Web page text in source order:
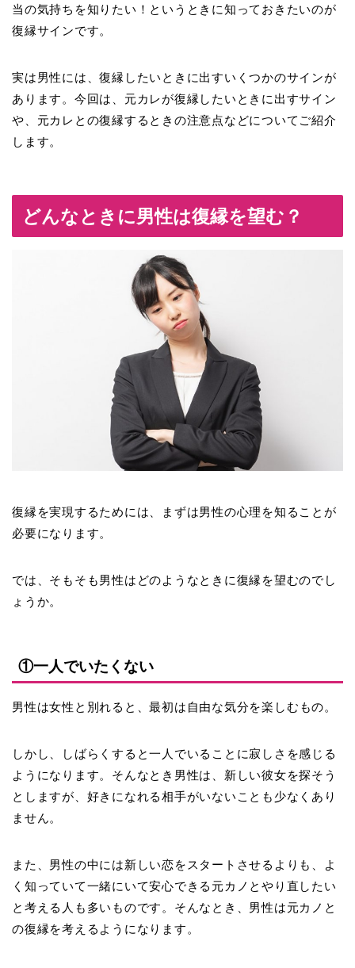
当の気持ちを知りたい！というときに知っておきたいのが
復縁サインです。
実は男性には、復縁したいときに出すいくつかのサインが
あります。今回は、元カレが復縁したいときに出すサイン
や、元カレとの復縁するときの注意点などについてご紹介
します。
どんなときに男性は復縁を望む？
復縁を実現するためには、まずは男性の心理を知ることが
必要になります。
では、そもそも男性はどのようなときに復縁を望むのでし
ょうか。
①一人でいたくない
男性は女性と別れると、最初は自由な気分を楽しむ もの。
しかし、しばらくすると一人でいることに寂しさを感じる
ようになります。そんなとき男性は、新しい彼女を探そう
としますが、好きになれる相手がいないことも少なくあり
ません。
また、男性の中には新しい恋をスタートさせるよりも、よ
く知っていて一緒にいて安心できる元カノとやり直したい
と考える人も多いものです。そんなとき、男性は元カノと
の復縁を考えるようになります。